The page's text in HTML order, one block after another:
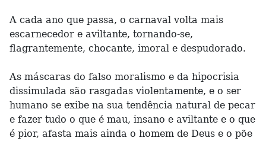
A cada ano que passa, o carnaval volta mais
escarnecedor e aviltante, tornando-se,
flagrantemente, chocante, imoral e despudorado.
As máscaras do falso moralismo e da hipocrisia
dissimulada são rasgadas violentamente, e o ser
humano se exibe na sua tendência natural de pecar
e fazer tudo o que é mau, insano e aviltante e o que
é pior, afasta mais ainda o homem de Deus e o põe